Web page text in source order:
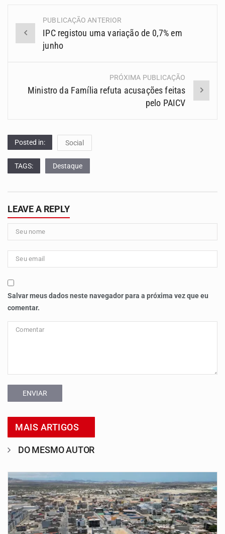
Navegação
(Posts)
PUBLICAÇÃO ANTERIOR
IPC registou uma variação de 0,7% em
junho
PRÓXIMA PUBLICAÇÃO
Ministro da Família refuta acusações feitas
pelo PAICV
Posted in: Social
TAGS: Destaque
LEAVE A REPLY
Salvar meus dados neste navegador para a próxima vez que eu
comentar.
ENVIAR
MAIS ARTIGOS
DO MESMO AUTOR